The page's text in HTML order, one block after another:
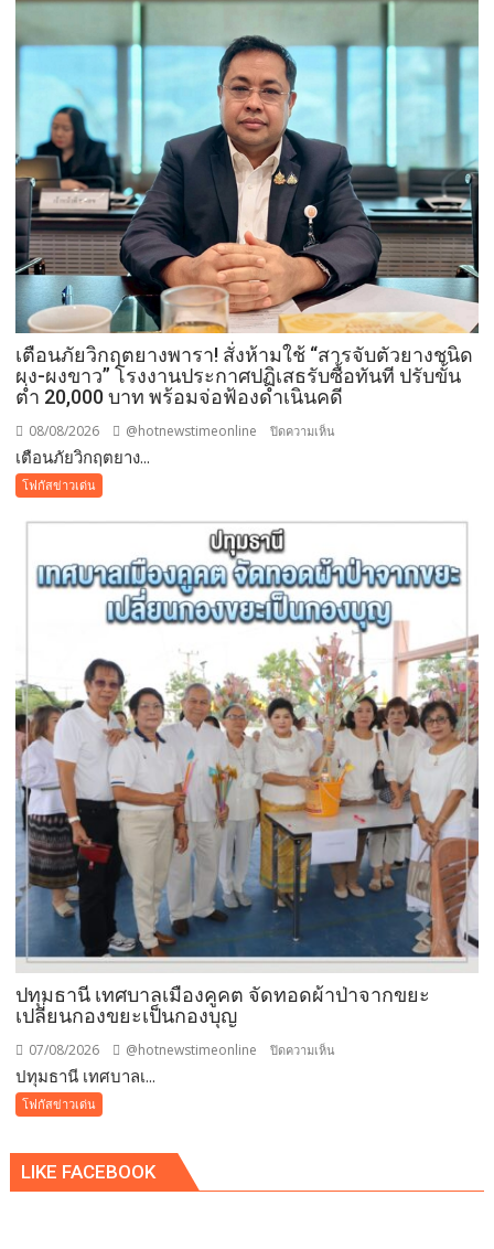
มหกรรม
สวน
อุดรธานี
2569
เปิด
พื้นที่
ศรัทธา
คู่
ขนาน
มหกรรม
พืช
สวน
เตือนภัยวิกฤตยางพารา! สั่งห้ามใช้ “สารจับตัวยางชนิด
ผง-ผงขาว” โรงงานประกาศปฏิเสธรับซื้อทันที ปรับขั้น
ต่ำ 20,000 บาท พร้อมจ่อฟ้องดำเนินคดี
08/08/2026 @hotnewstimeonline ปิดความเห็น
ยางพารา!
ห้าม
ใช้
“สาร
จับ
ตัว
ยาง
ชนิด
ผง-
ผงขาว”
โรงงาน
ประกาศ
ปฏิเสธ
รับ
ซื้อ
ขั้น
ต่ำ
เตือนภัยวิกฤตยาง...
โฟกัสข่าวเด่น
ปทุมธานี เทศบาลเมืองคูคต จัดทอดผ้าป่าจากขยะ
เปลี่ยนกองขยะเป็นกองบุญ
07/08/2026 @hotnewstimeonline ปิดความเห็น
ทอด
ปทุมธานี เทศบาลเ...
โฟกัสข่าวเด่น
LIKE FACEBOOK